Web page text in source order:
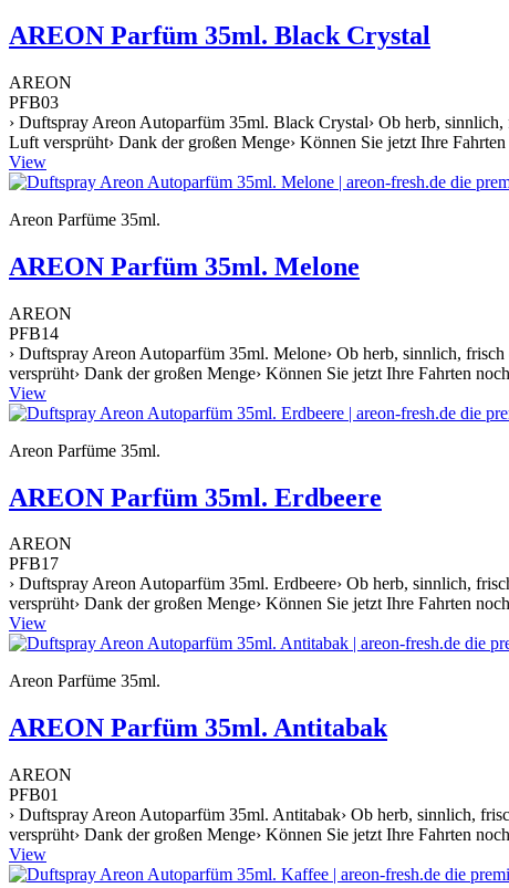
AREON Parfüm 35ml. Black Crystal
AREON
PFB03
› Duftspray Areon Autoparfüm 35ml. Black Crystal› Ob herb,
Luft versprüht› Dank der großen Menge› Können Sie jetzt Ihre
View
Areon Parfüme 35ml.
AREON Parfüm 35ml. Melone
AREON
PFB14
› Duftspray Areon Autoparfüm 35ml. Melone› Ob herb, sinnlich,
versprüht› Dank der großen Menge› Können Sie jetzt Ihre Fahrten
View
Areon Parfüme 35ml.
AREON Parfüm 35ml. Erdbeere
AREON
PFB17
› Duftspray Areon Autoparfüm 35ml. Erdbeere› Ob herb, sinnlich,
versprüht› Dank der großen Menge› Können Sie jetzt Ihre Fahrten
View
Areon Parfüme 35ml.
AREON Parfüm 35ml. Antitabak
AREON
PFB01
› Duftspray Areon Autoparfüm 35ml. Antitabak› Ob herb, sinnlich,
versprüht› Dank der großen Menge› Können Sie jetzt Ihre Fahrten
View